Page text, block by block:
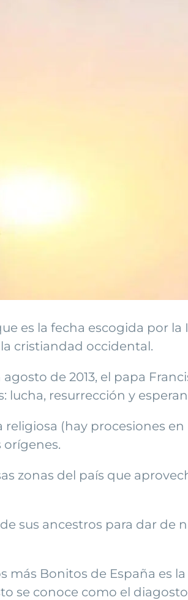
es la fecha escogida por
cristiandad occidental.
de 2013, el papa
lucha, resurrección y
(hay procesiones
orígenes.
zonas del país que
sus ancestros para dar de
Bonitos de España es
se conoce como el